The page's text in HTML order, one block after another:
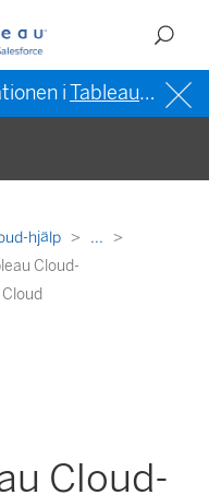
iTableau-hjälpen på engelska (USA)
hjälp
...
Cloud-
Cloud-